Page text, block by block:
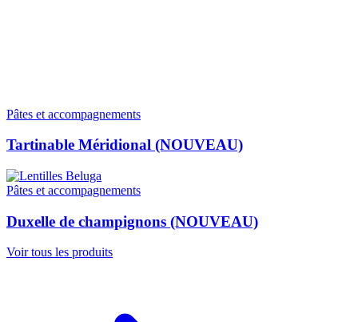
Pâtes et accompagnements
Tartinable Méridional (NOUVEAU)
Pâtes et accompagnements
Duxelle de champignons (NOUVEAU)
Voir tous les produits